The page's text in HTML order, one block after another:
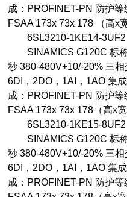
成：PROFINET-PN 防护等
FSAA 173x 73x 178 （高x
6SL3210-1KE14-3UF2
SINAMICS G120C 标称
秒 380-480V+10/-20% 三相
6DI，2DO，1AI，1AO 集
成：PROFINET-PN 防护
FSAA 173x 73x 178（高x
6SL3210-1KE15-8UF2
SINAMICS G120C 标称
秒 380-480V+10/-20% 三相
6DI，2DO，1AI，1AO 集
成：PROFINET-PN 防护等